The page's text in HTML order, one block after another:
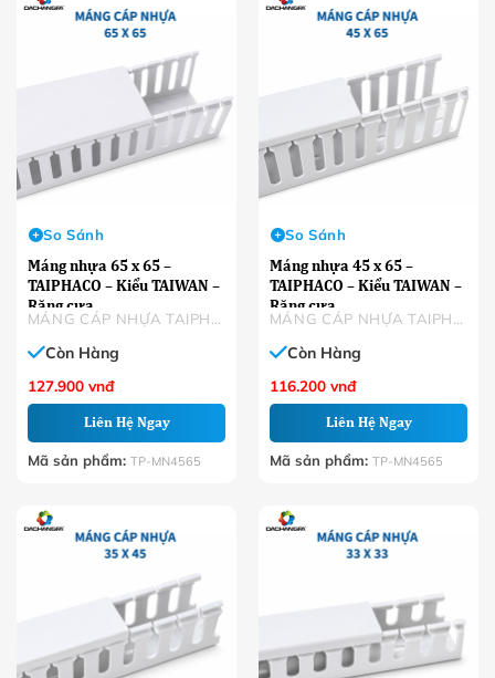
Máng nhựa 65 x 65 –
TAIPHACO – Kiểu TAIWAN –
Răng cưa
So Sánh
Còn Hàng
127.900 vnđ
Liên Hệ Ngay
Mã sản phẩm: TP-MN4565
Máng nhựa 45 x 65 –
TAIPHACO – Kiểu TAIWAN –
Răng cưa
So Sánh
Còn Hàng
116.200 vnđ
Liên Hệ Ngay
Mã sản phẩm: TP-MN4565